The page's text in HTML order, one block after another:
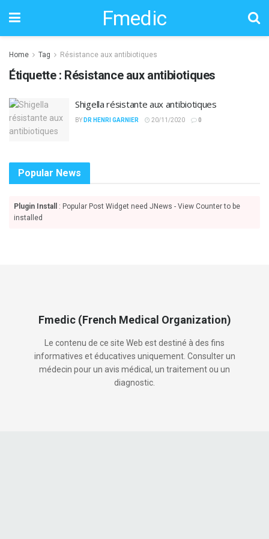
Fmedic
Home Tag Résistance aux antibiotiques
Étiquette : Résistance aux antibiotiques
Shigella résistante aux antibiotiques
BY DR HENRI GARNIER 20/11/2020 0
Popular News
Plugin Install
: Popular Post Widget need JNews - View Counter to be
installed
Fmedic (French Medical Organization)
Le contenu de ce site Web est destiné à des fins
informatives et éducatives uniquement. Consulter un
médecin pour un avis médical, un traitement ou un
diagnostic.